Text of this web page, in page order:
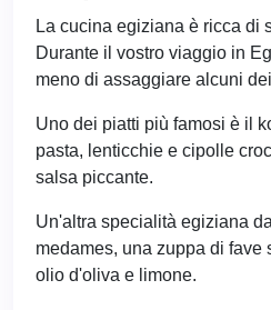
La cucina egiziana è ricca di
Durante il vostro viaggio in
meno di assaggiare alcuni
Uno dei piatti più famosi è il
pasta, lenticchie e cipolle
salsa piccante.
Un'altra specialità egiziana
medames, una zuppa di fave
olio d'oliva e limone.